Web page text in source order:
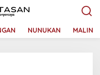
NUNUKAN